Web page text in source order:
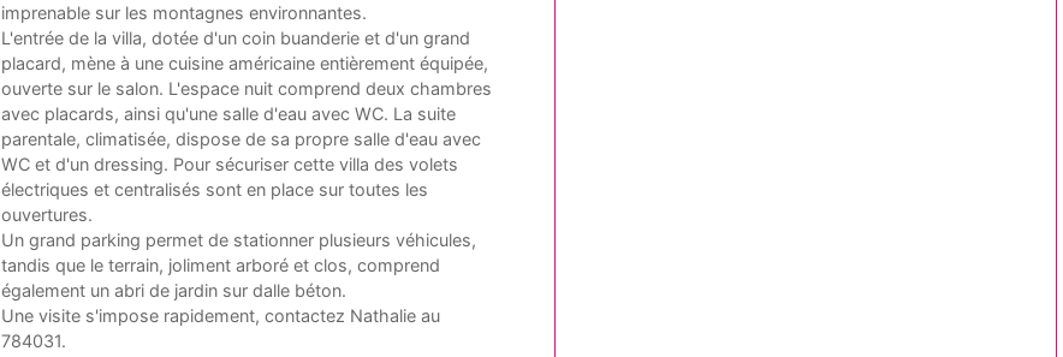
imprenable sur les montagnes environnantes.
L'entrée de la villa, dotée d'un coin buanderie et d'un grand
placard, mène à une cuisine américaine entièrement équipée,
ouverte sur le salon. L'espace nuit comprend deux chambres
avec placards, ainsi qu'une salle d'eau avec WC. La suite
parentale, climatisée, dispose de sa propre salle d'eau avec
WC et d'un dressing. Pour sécuriser cette villa des volets
électriques et centralisés sont en place sur toutes les
ouvertures.
Un grand parking permet de stationner plusieurs véhicules,
tandis que le terrain, joliment arboré et clos, comprend
également un abri de jardin sur dalle béton.
Une visite s'impose rapidement, contactez Nathalie au
784031.